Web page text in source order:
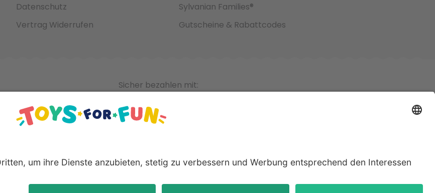
Datenschutz
Vertrag Widerrufen
Sylvanian Families®
Gutscheine & Rabattcodes
Sicher bezahlen mit:
Produkte und Logos sind eingetragene Warenzeichen der jeweiligen